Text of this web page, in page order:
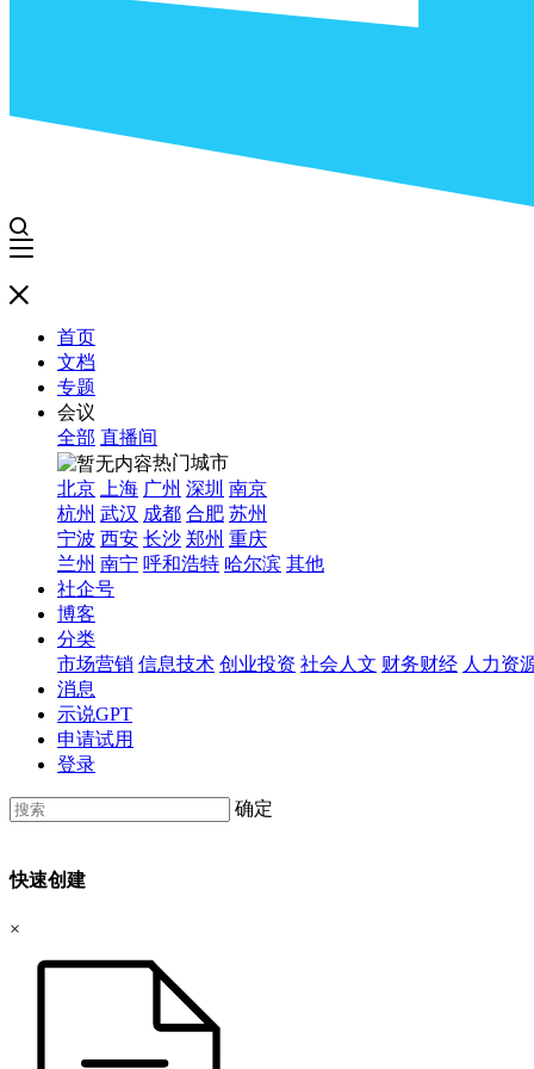
首页
文档
专题
会议
全部 直播间
热门城市
北京
上海 广州 深圳 南京
杭州 武汉 成都 合肥 苏州
宁波 西安 长沙 郑州 重庆
兰州 南宁 呼和浩特 哈尔滨 其他
社企号
博客
分类
市场营销 信息技术 创业投资 社会人文 财务财经 人力资
消息
示说GPT
申请试用
登录
确定
快速创建
×